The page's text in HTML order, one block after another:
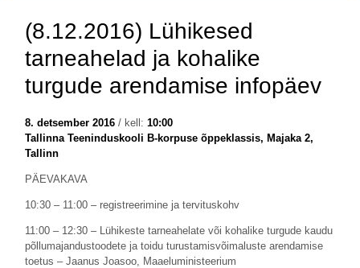
(8.12.2016) Lühikesed
tarneahelad ja kohalike
turgude arendamise infopäev
8. detsember 2016/ kell: 10:00
Tallinna Teeninduskooli B-korpuse õppeklassis, Majaka 2,
Tallinn
PÄEVAKAVA
10:30 – 11:00 – registreerimine ja tervituskohv
11:00 – 12:30 – Lühikeste tarneahelate või kohalike turgude kaudu
põllumajandustoodete ja toidu turustamisvõimaluste arendamise
toetus – Jaanus Joasoo, Maaeluministeerium